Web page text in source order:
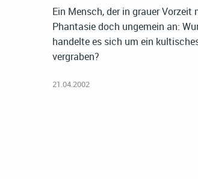
Ein Mensch, der in grauer
Phantasie doch ungemein an:
handelte es sich um ein
vergraben?
21.04.2002